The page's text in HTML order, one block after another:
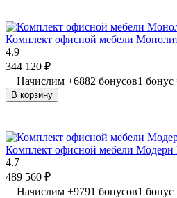
Комплект офисной мебели
4.9
344 120 ₽
Начислим +6882 бонусов1 бонус
В корзину
Комплект офисной мебели
4.7
489 560 ₽
Начислим +9791 бонусов1 бонус